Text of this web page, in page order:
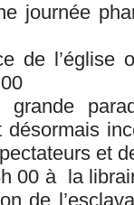
journée
de l’église
et
00 à la
de